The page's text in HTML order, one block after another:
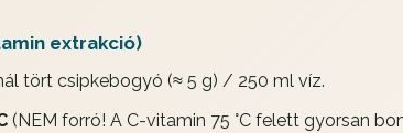
extrakció)
tört csipkebogyó (≈ 5 g) / 250 ml víz.
(NEM forró! A C-vitamin 75 °C felett gyorsan